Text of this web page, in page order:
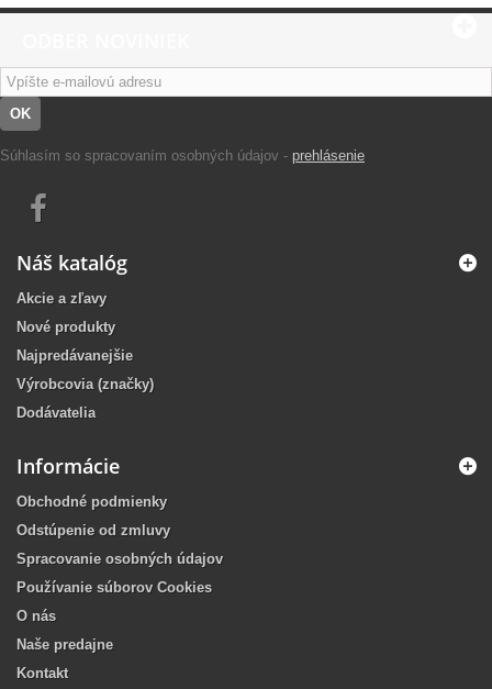
OK
Súhlasím so spracovaním osobných údajov - prehlásenie
Náš katalóg
Akcie a zľavy
Nové produkty
Najpredávanejšie
Výrobcovia (značky)
Dodávatelia
Informácie
Obchodné podmienky
Odstúpenie od zmluvy
Spracovanie osobných údajov
Používanie súborov Cookies
O nás
Naše predajne
Kontakt